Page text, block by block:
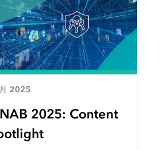
2025
2025: Content